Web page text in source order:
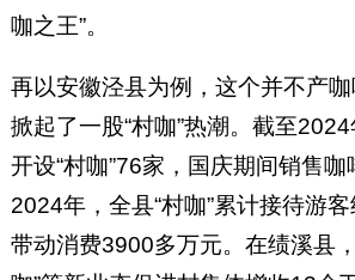
咖之王”。
再以安徽泾县为例，这个并不产
掀起了一股“村咖”热潮。截至
开设“村咖”76家，国庆期间销售咖
2024年，全县“村咖”累计接待游
带动消费3900多万元。在绩溪县